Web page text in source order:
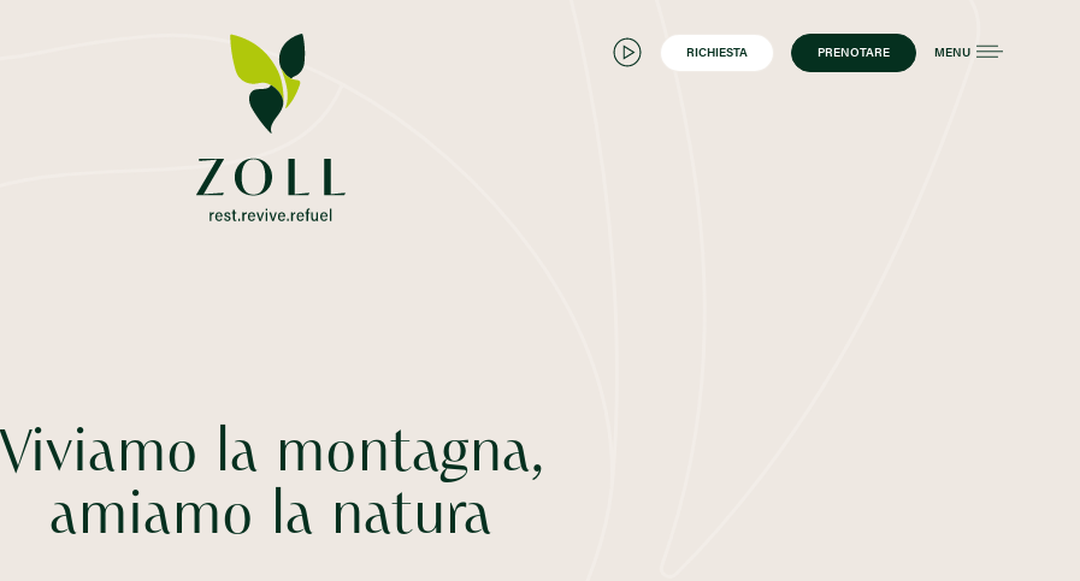
RICHIESTA PRENOTARE MENU
Viviamo la montagna,
amiamo la natura